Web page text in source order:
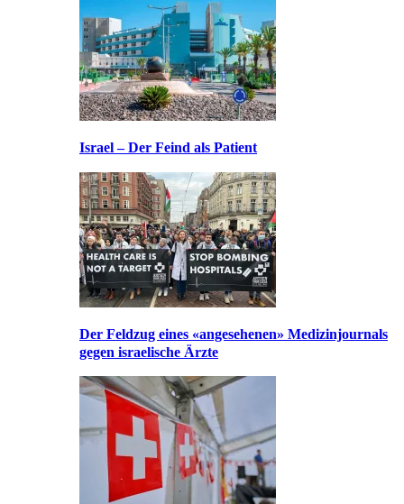
Israel – Der Feind als Patient
Der Feldzug eines «angesehenen» Medizinjournals
gegen israelische Ärzte